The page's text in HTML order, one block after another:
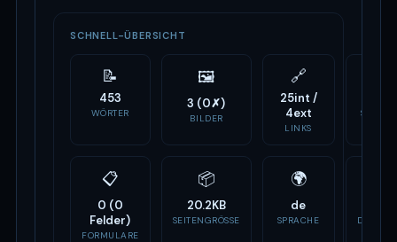
SCHNELL-ÜBERSICHT
📝
453
WÖRTER
🖼
3 (0✗)
BILDER
🔗
25int /
4ext
LINKS
SCRIPTS
📋
0 (0
Felder)
FORMULARE
📦
20.2KB
SEITENGRÖSSE
🌍
de
SPRACHE